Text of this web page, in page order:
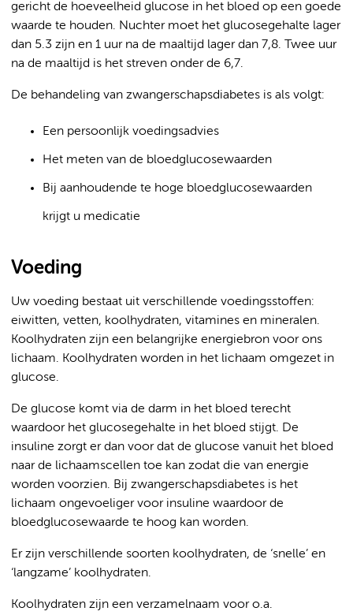
gericht de hoeveelheid glucose in het bloed op een goede
waarde te houden. Nuchter moet het glucosegehalte lager
dan 5.3 zijn en 1 uur na de maaltijd lager dan 7,8. Twee uur
na de maaltijd is het streven onder de 6,7.
De behandeling van zwangerschapsdiabetes is als volgt:
Een persoonlijk voedingsadvies
Het meten van de bloedglucosewaarden
Bij aanhoudende te hoge bloedglucosewaarden
krijgt u medicatie
Voeding
Uw voeding bestaat uit verschillende voedingsstoffen:
eiwitten, vetten, koolhydraten, vitamines en mineralen.
Koolhydraten zijn een belangrijke energiebron voor ons
lichaam. Koolhydraten worden in het lichaam omgezet in
glucose.
De glucose komt via de darm in het bloed terecht
waardoor het glucosegehalte in het bloed stijgt. De
insuline zorgt er dan voor dat de glucose vanuit het bloed
naar de lichaamscellen toe kan zodat die van energie
worden voorzien. Bij zwangerschapsdiabetes is het
lichaam ongevoeliger voor insuline waardoor de
bloedglucosewaarde te hoog kan worden.
Er zijn verschillende soorten koolhydraten, de ‘snelle’ en
‘langzame’ koolhydraten.
Koolhydraten zijn een verzamelnaam voor o.a.